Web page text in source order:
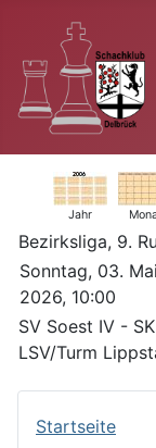
Startseite
Jahr
Bezirksliga, 9.
Sonntag, 03. Mai
2026, 10:00
SV Soest IV -
LSV/Turm